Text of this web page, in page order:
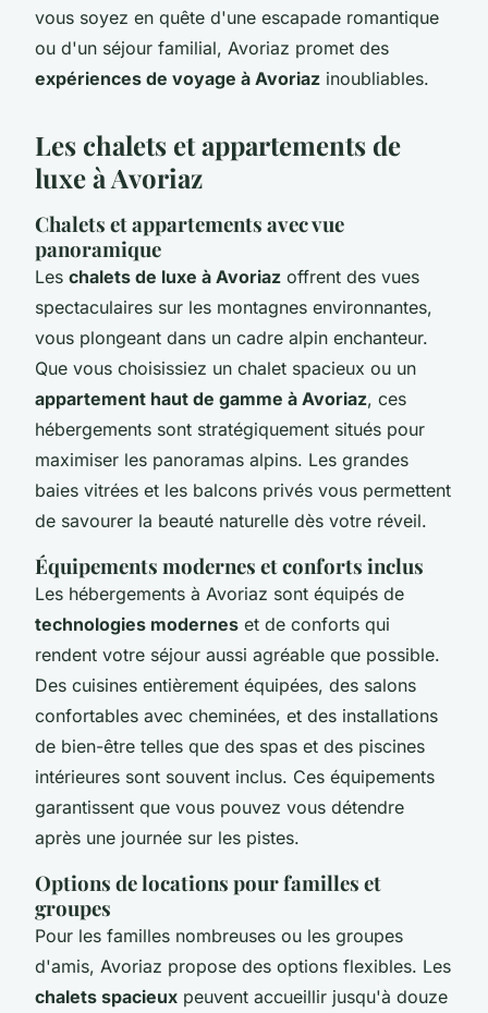
vous soyez en quête d'une escapade romantique
ou d'un séjour familial, Avoriaz promet des
expériences de voyage à Avoriaz inoubliables.
Les chalets et appartements de
luxe à Avoriaz
Chalets et appartements avec vue
panoramique
Les chalets de luxe à Avoriaz offrent des vues
spectaculaires sur les montagnes environnantes,
vous plongeant dans un cadre alpin enchanteur.
Que vous choisissiez un chalet spacieux ou un
appartement haut de gamme à Avoriaz, ces
hébergements sont stratégiquement situés pour
maximiser les panoramas alpins. Les grandes
baies vitrées et les balcons privés vous permettent
de savourer la beauté naturelle dès votre réveil.
Équipements modernes et conforts inclus
Les hébergements à Avoriaz sont équipés de
technologies modernes et de conforts qui
rendent votre séjour aussi agréable que possible.
Des cuisines entièrement équipées, des salons
confortables avec cheminées, et des installations
de bien-être telles que des spas et des piscines
intérieures sont souvent inclus. Ces équipements
garantissent que vous pouvez vous détendre
après une journée sur les pistes.
Options de locations pour familles et
groupes
Pour les familles nombreuses ou les groupes
d'amis, Avoriaz propose des options flexibles. Les
chalets spacieux peuvent accueillir jusqu'à douze